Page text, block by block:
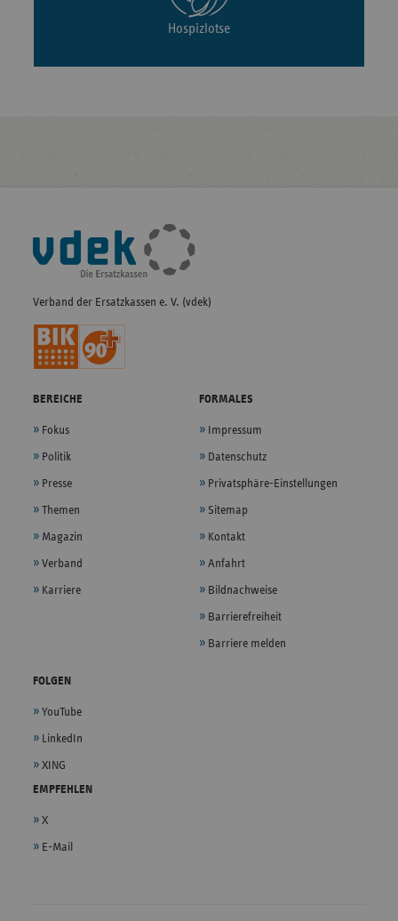
Hospizlotse
Fußleisten-
Navigation
Verband der Ersatzkassen e. V. (vdek)
BEREICHE
Fokus
Politik
Presse
Themen
Magazin
Verband
Karriere
FORMALES
Impressum
Datenschutz
Privatsphäre-Einstellungen
Sitemap
Kontakt
Anfahrt
Bildnachweise
Barrierefreiheit
Barriere melden
FOLGEN
YouTube
LinkedIn
XING
EMPFEHLEN
X
E-Mail